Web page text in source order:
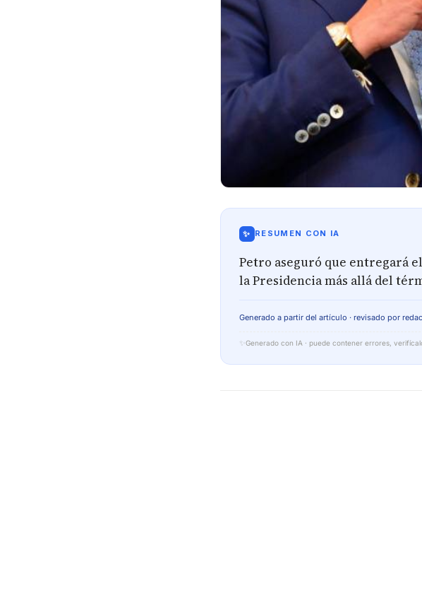
✨ RESUMEN CON IA
Petro aseguró que entregará
la Presidencia más allá del
Generado a partir del artículo · revisado por
✨ Generado con IA · puede contener errores,